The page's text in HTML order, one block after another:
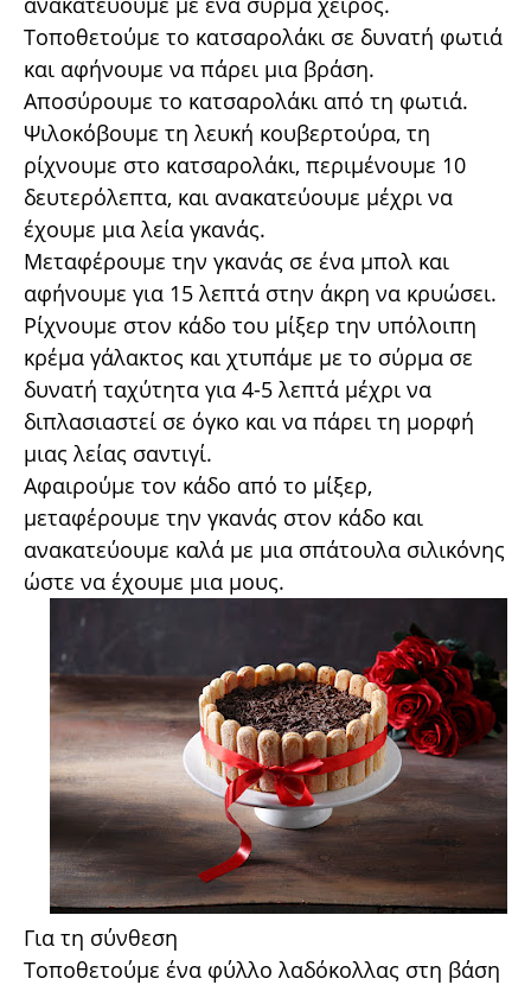
Τοποθετούμε το κατσαρολάκι σε δυνατή φωτιά
και αφήνουμε να πάρει μια βράση.
Αποσύρουμε το κατσαρολάκι από τη φωτιά.
Ψιλοκόβουμε τη λευκή κουβερτούρα, τη
ρίχνουμε στο κατσαρολάκι, περιμένουμε 10
δευτερόλεπτα, και ανακατεύουμε μέχρι να
έχουμε μια λεία γκανάς.
Μεταφέρουμε την γκανάς σε ένα μπολ και
αφήνουμε για 15 λεπτά στην άκρη να κρυώσει.
Ρίχνουμε στον κάδο του μίξερ την υπόλοιπη
κρέμα γάλακτος και χτυπάμε με το σύρμα σε
δυνατή ταχύτητα για 4-5 λεπτά μέχρι να
διπλασιαστεί σε όγκο και να πάρει τη μορφή
μιας λείας σαντιγί.
Αφαιρούμε τον κάδο από το μίξερ,
μεταφέρουμε την γκανάς στον κάδο και
ανακατεύουμε καλά με μια σπάτουλα σιλικόνης
ώστε να έχουμε μια μους.
Για τη σύνθεση
Τοποθετούμε ένα φύλλο λαδόκολλας στη βάση